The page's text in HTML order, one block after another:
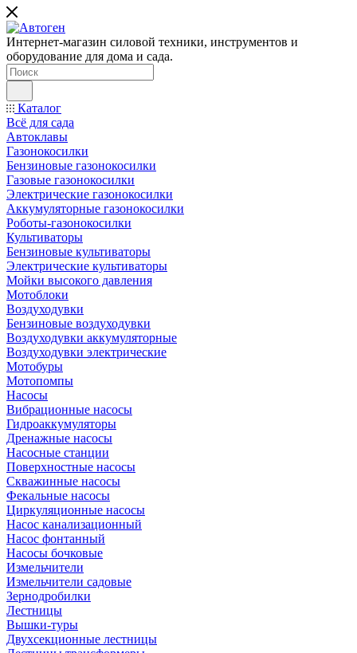
Интернет-магазин силовой техники, инструментов и
оборудование для дома и сада.
Каталог
Всё для сада
Автоклавы
Газонокосилки
Бензиновые газонокосилки
Газовые газонокосилки
Электрические газонокосилки
Аккумуляторные газонокосилки
Роботы-газонокосилки
Культиваторы
Бензиновые культиваторы
Электрические культиваторы
Мойки высокого давления
Мотоблоки
Воздуходувки
Бензиновые воздуходувки
Воздуходувки аккумуляторные
Воздуходувки электрические
Мотобуры
Мотопомпы
Насосы
Вибрационные насосы
Гидроаккумуляторы
Дренажные насосы
Насосные станции
Поверхностные насосы
Скважинные насосы
Фекальные насосы
Циркуляционные насосы
Насос канализационный
Насос фонтанный
Насосы бочковые
Измельчители
Измельчители садовые
Зернодробилки
Лестницы
Вышки-туры
Двухсекционные лестницы